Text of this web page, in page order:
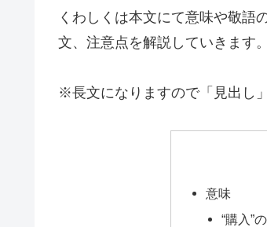
くわしくは本文にて意味や敬語
文、注意点を解説していきます。
※長文になりますので「見出し
意味
“購入”